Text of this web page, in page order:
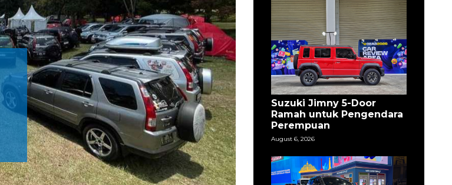
Suzuki Jimny 5-Door
Ramah untuk Pengendara
Perempuan
August 6, 2026